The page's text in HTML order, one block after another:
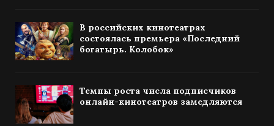
В российских кинотеатрах
состоялась премьера «Последний
богатырь. Колобок»
Темпы роста числа подписчиков
онлайн-кинотеатров замедляются